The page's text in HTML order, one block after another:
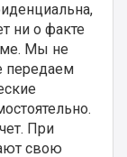
ни о факте
Мы не
передаем
При
свою